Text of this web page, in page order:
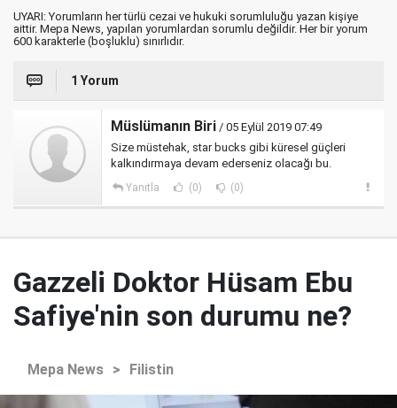
UYARI: Yorumların her türlü cezai ve hukuki sorumluluğu yazan kişiye
aittir. Mepa News, yapılan yorumlardan sorumlu değildir. Her bir yorum
600 karakterle (boşluklu) sınırlıdır.
1 Yorum
Müslümanın Biri / 05 Eylül 2019 07:49
Size müstehak, star bucks gibi küresel güçleri
kalkındırmaya devam ederseniz olacağı bu.
Yanıtla (0) (0)
Gazzeli Doktor Hüsam Ebu
Safiye'nin son durumu ne?
Mepa News > Filistin